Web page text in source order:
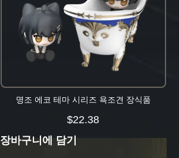
명조 에코 테마 시리즈 욕조견 장식품
$22.38
장바구니에 담기